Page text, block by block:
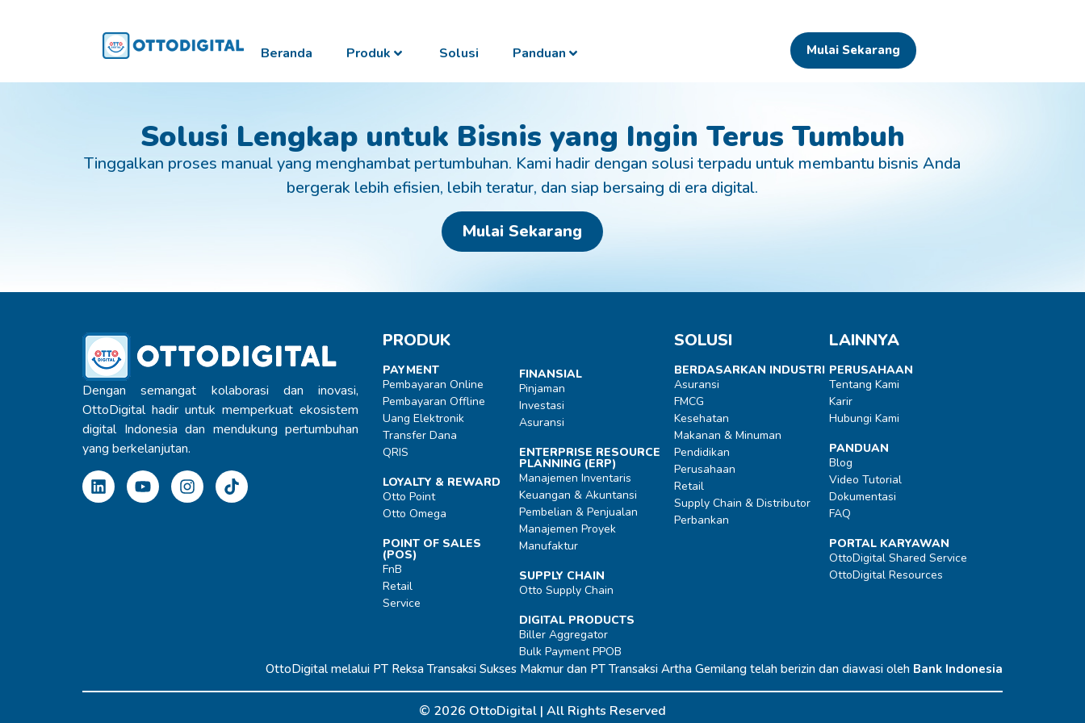
Beranda Produk Solusi Panduan Mulai Sekarang
Solusi Lengkap untuk Bisnis yang Ingin Terus Tumbuh
Tinggalkan proses manual yang menghambat pertumbuhan. Kami hadir dengan solusi terpadu untuk membantu bisnis Anda
bergerak lebih efisien, lebih teratur, dan siap bersaing di era digital.
Mulai Sekarang
Dengan semangat kolaborasi dan inovasi,
OttoDigital hadir untuk memperkuat ekosistem
digital Indonesia dan mendukung pertumbuhan
yang berkelanjutan.
PRODUK
PAYMENT
Pembayaran Online
Pembayaran Offline
Uang Elektronik
Transfer Dana
QRIS
LOYALTY & REWARD
Otto Point
Otto Omega
POINT OF SALES
(POS)
FnB
Retail
Service
FINANSIAL
Pinjaman
Investasi
Asuransi
ENTERPRISE RESOURCE
PLANNING (ERP)
Manajemen Inventaris
Keuangan & Akuntansi
Pembelian & Penjualan
Manajemen Proyek
Manufaktur
SUPPLY CHAIN
Otto Supply Chain
DIGITAL PRODUCTS
Biller Aggregator
Bulk Payment PPOB
SOLUSI
BERDASARKAN INDUSTRI
Asuransi
FMCG
Kesehatan
Makanan & Minuman
Pendidikan
Perusahaan
Retail
Supply Chain & Distributor
Perbankan
LAINNYA
PERUSAHAAN
Tentang Kami
Karir
Hubungi Kami
PANDUAN
Blog
Video Tutorial
Dokumentasi
FAQ
PORTAL KARYAWAN
OttoDigital Shared Service
OttoDigital Resources
OttoDigital melalui PT Reksa Transaksi Sukses Makmur dan PT Transaksi Artha Gemilang telah berizin dan diawasi oleh Bank Indonesia
© 2026 OttoDigital | All Rights Reserved